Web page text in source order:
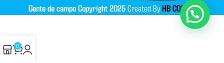
Gente de campoCopyright2025Created ByHB CODING
0